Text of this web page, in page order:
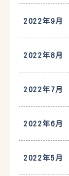
2022年9月
2022年8月
2022年7月
2022年6月
2022年5月